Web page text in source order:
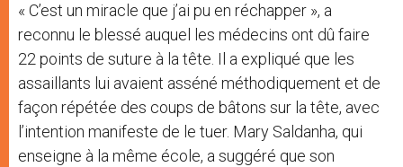
« C’est un miracle que j’ai pu en réchapper », a
reconnu le blessé auquel les médecins ont dû faire
22 points de suture à la tête. Il a expliqué que les
assaillants lui avaient asséné méthodiquement et de
façon répétée des coups de bâtons sur la tête, avec
l’intention manifeste de le tuer. Mary Saldanha, qui
enseigne à la même école, a suggéré que son